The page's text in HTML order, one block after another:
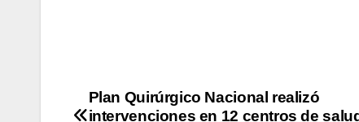
Plan Quirúrgico Nacional realizó
intervenciones en 12 centros de